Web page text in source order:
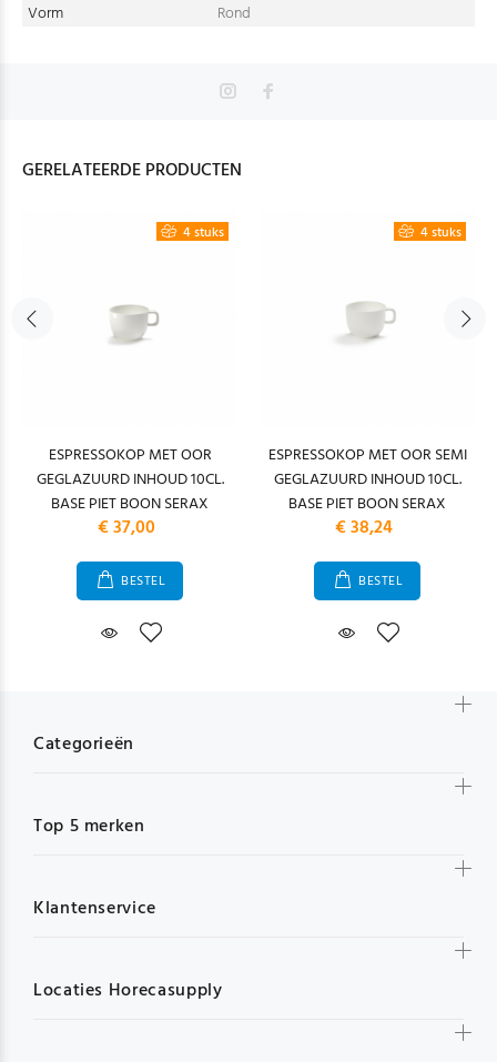
Vorm
Rond
GERELATEERDE PRODUCTEN
4 stuks
ESPRESSOKOP MET OOR
GEGLAZUURD INHOUD 10CL.
BASE PIET BOON SERAX
€ 37,00
BESTEL
4 stuks
ESPRESSOKOP MET OOR SEMI
GEGLAZUURD INHOUD 10CL.
BASE PIET BOON SERAX
€ 38,24
BESTEL
Categorieën
Top 5 merken
Klantenservice
Locaties Horecasupply